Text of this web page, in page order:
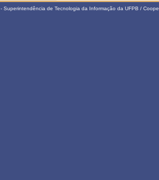
Superintendência de Tecnologia da Informação da UFPB /